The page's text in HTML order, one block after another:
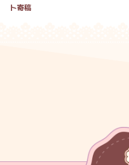
ト寄稿